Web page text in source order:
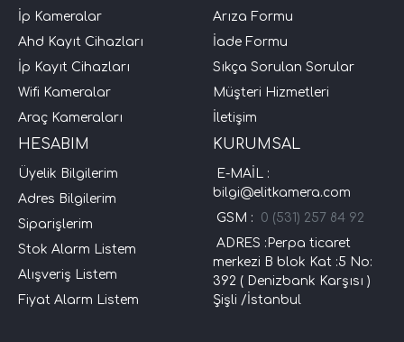
İp Kameralar
Ahd Kayıt Cihazları
İp Kayıt Cihazları
Wifi Kameralar
Araç Kameraları
Arıza Formu
İade Formu
Sıkça Sorulan Sorular
Müşteri Hizmetleri
İletişim
HESABIM
Üyelik Bilgilerim
Adres Bilgilerim
Siparişlerim
Stok Alarm Listem
Alışveriş Listem
Fiyat Alarm Listem
KURUMSAL
E-MAİL :
bilgi@elitkamera.com
GSM : 0 (531) 257 84 92
ADRES :Perpa ticaret
merkezi B blok Kat :5 No:
392 ( Denizbank Karşısı )
Şişli /İstanbul